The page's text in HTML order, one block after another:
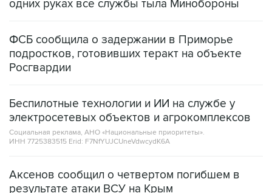
ФСБ сообщила о задержании в Приморье
Росгвардии
Беспилотные технологии и ИИ на службе у
Социальная реклама, АНО «Национальные приоритеты».
ИНН 7725383515 Erid: F7NfYUJCUneVdwcydK6A
Аксенов сообщил о четвертом погибшем в